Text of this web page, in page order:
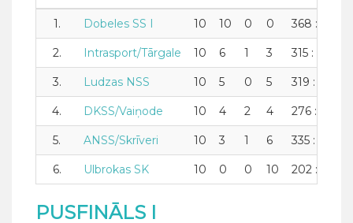
1. Dobeles SS I 10 10 0 0 368 : 293
2. Intrasport/Tārgale 10 6 1 3 315 : 285
3. Ludzas NSS 10 5 0 5 319 : 309
4. DKSS/Vaiņode 10 4 2 4 276 : 274
5. ANSS/Skrīveri 10 3 1 6 335 : 302
6. Ulbrokas SK 10 0 0 10 202 : 352
PUSFINĀLS I